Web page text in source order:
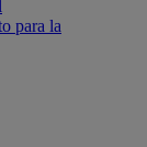
para la